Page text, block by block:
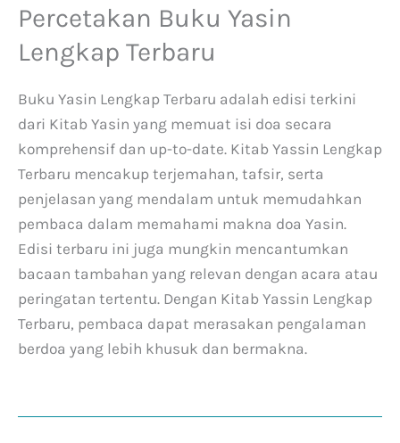
Percetakan Buku Yasin
Lengkap Terbaru
Buku Yasin Lengkap Terbaru adalah edisi terkini
dari Kitab Yasin yang memuat isi doa secara
komprehensif dan up-to-date. Kitab Yassin Lengkap
Terbaru mencakup terjemahan, tafsir, serta
penjelasan yang mendalam untuk memudahkan
pembaca dalam memahami makna doa Yasin.
Edisi terbaru ini juga mungkin mencantumkan
bacaan tambahan yang relevan dengan acara atau
peringatan tertentu. Dengan Kitab Yassin Lengkap
Terbaru, pembaca dapat merasakan pengalaman
berdoa yang lebih khusuk dan bermakna.